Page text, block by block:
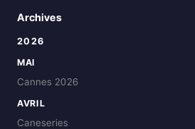
Archives
2026
MAI
Cannes 2026
AVRIL
Caneseries